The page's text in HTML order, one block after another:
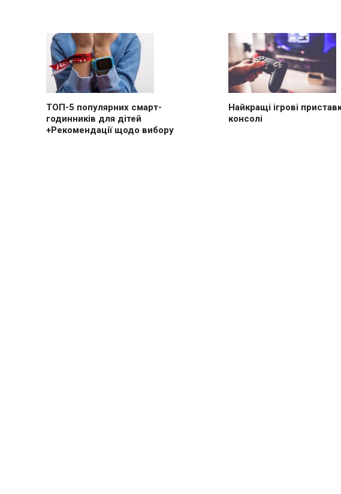
ТОП-5 популярних смарт-
годинників для дітей
+Рекомендації щодо вибору
Найкращі ігрові
консолі